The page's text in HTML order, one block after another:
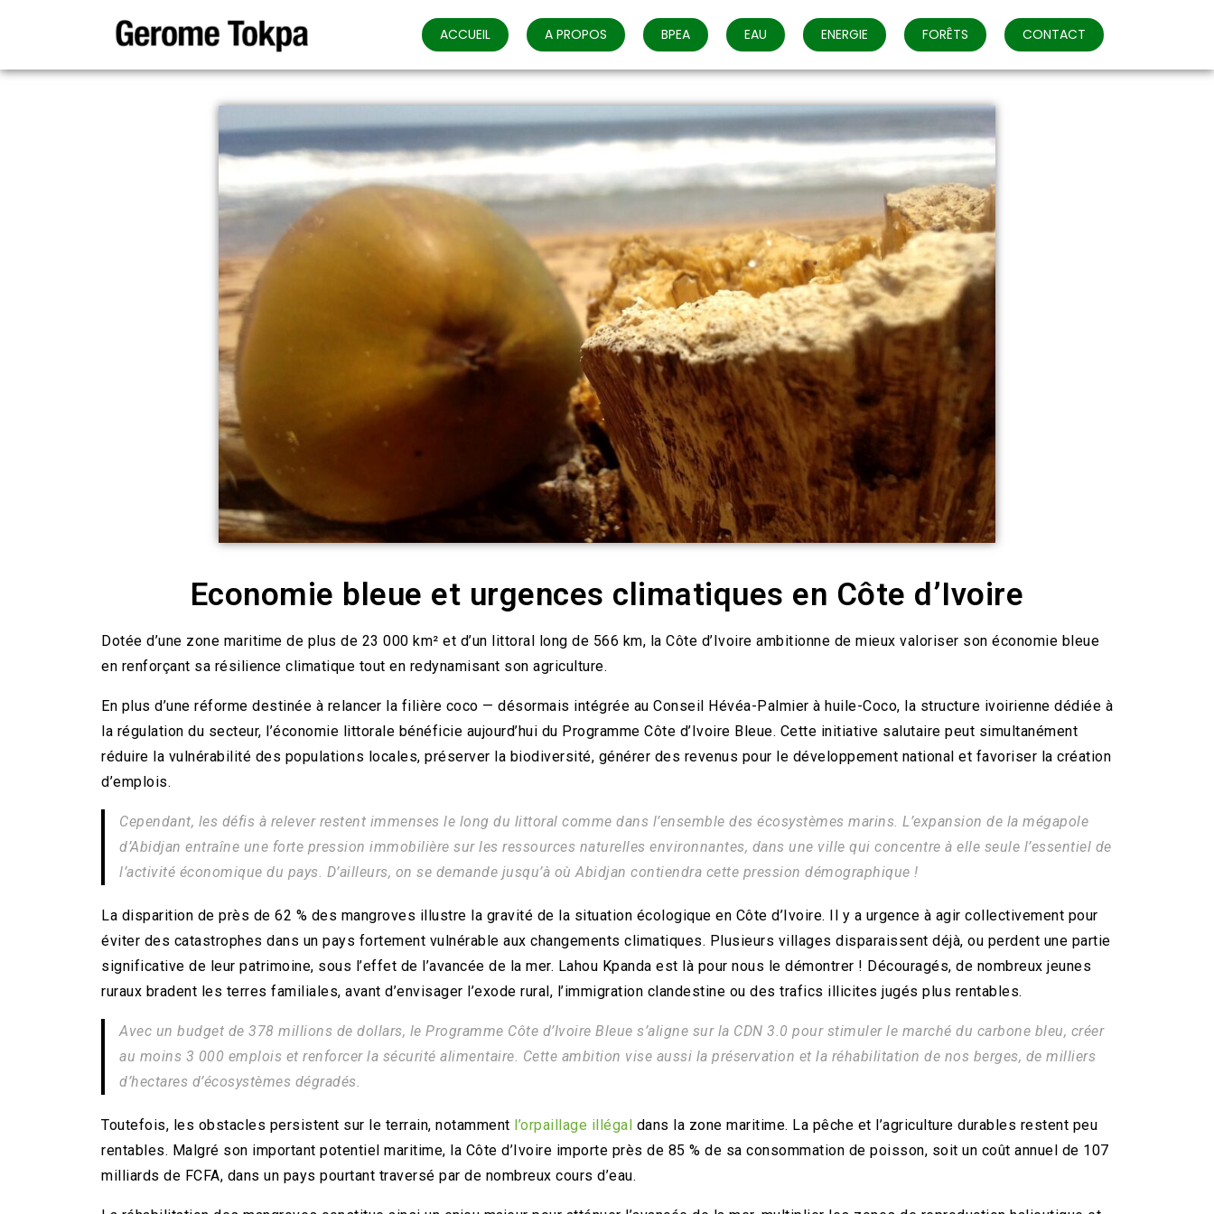
ACCUEIL A PROPOS BPEA EAU ENERGIE FORÊTS CONTACT
Economie bleue et urgences climatiques en Côte d’Ivoire
Dotée d’une zone maritime de plus de 23 000 km² et d’un littoral long de 566 km, la Côte d’Ivoire ambitionne de mieux valoriser son économie bleue
en renforçant sa résilience climatique tout en redynamisant son agriculture.
En plus d’une réforme destinée à relancer la filière coco — désormais intégrée au Conseil Hévéa-Palmier à huile-Coco, la structure ivoirienne dédiée à
la régulation du secteur, l’économie littorale bénéficie aujourd’hui du Programme Côte d’Ivoire Bleue. Cette initiative salutaire peut simultanément
réduire la vulnérabilité des populations locales, préserver la biodiversité, générer des revenus pour le développement national et favoriser la création
d’emplois.
Cependant, les défis à relever restent immenses le long du littoral comme dans l’ensemble des écosystèmes marins. L’expansion de la mégapole
d’Abidjan entraîne une forte pression immobilière sur les ressources naturelles environnantes, dans une ville qui concentre à elle seule l’essentiel de
l’activité économique du pays. D’ailleurs, on se demande jusqu’à où Abidjan contiendra cette pression démographique !
La disparition de près de 62 % des mangroves illustre la gravité de la situation écologique en Côte d’Ivoire. Il y a urgence à agir collectivement pour
éviter des catastrophes dans un pays fortement vulnérable aux changements climatiques. Plusieurs villages disparaissent déjà, ou perdent une partie
significative de leur patrimoine, sous l’effet de l’avancée de la mer. Lahou Kpanda est là pour nous le démontrer ! Découragés, de nombreux jeunes
ruraux bradent les terres familiales, avant d’envisager l’exode rural, l’immigration clandestine ou des trafics illicites jugés plus rentables.
Avec un budget de 378 millions de dollars, le Programme Côte d’Ivoire Bleue s’aligne sur la CDN 3.0 pour stimuler le marché du carbone bleu, créer
au moins 3 000 emplois et renforcer la sécurité alimentaire. Cette ambition vise aussi la préservation et la réhabilitation de nos berges, de milliers
d’hectares d’écosystèmes dégradés.
Toutefois, les obstacles persistent sur le terrain, notamment l’orpaillage illégal dans la zone maritime. La pêche et l’agriculture durables restent peu
rentables. Malgré son important potentiel maritime, la Côte d’Ivoire importe près de 85 % de sa consommation de poisson, soit un coût annuel de 107
milliards de FCFA, dans un pays pourtant traversé par de nombreux cours d’eau.